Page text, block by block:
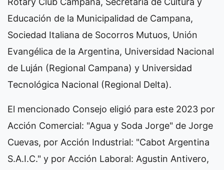
Educación de la Municipalidad de Campana,
Sociedad Italiana de Socorros Mutuos, Unión
Evangélica de la Argentina, Universidad Nacional
de Luján (Regional Campana) y Universidad
Tecnológica Nacional (Regional Delta).
El mencionado Consejo eligió para este 2023 por
Acción Comercial: "Agua y Soda Jorge" de Jorge
Cuevas, por Acción Industrial: "Cabot Argentina
S.A.I.C." y por Acción Laboral: Agustin Antivero,